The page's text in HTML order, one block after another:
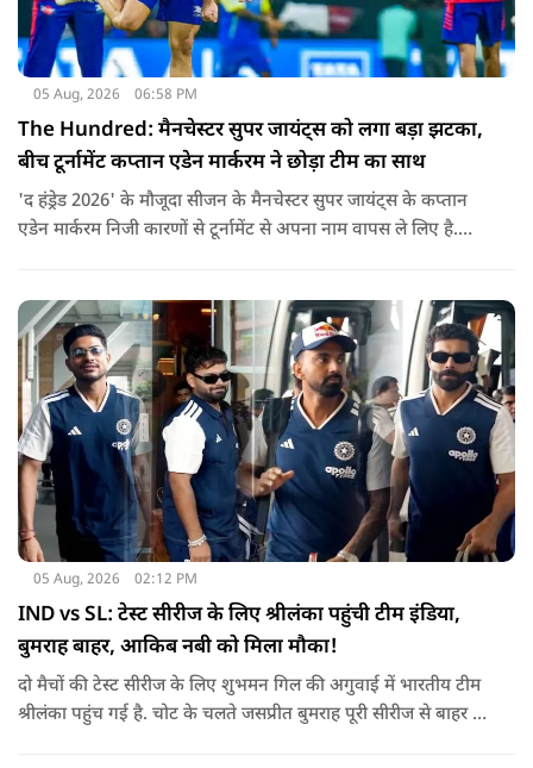
05 Aug, 2026 06:58 PM
The Hundred: मैनचेस्टर सुपर जायंट्स को लगा बड़ा झटका,
बीच टूर्नामेंट कप्तान एडेन मार्करम ने छोड़ा टीम का साथ
'द हंड्रेड 2026' के मौजूदा सीजन के मैनचेस्टर सुपर जायंट्स के कप्तान
एडेन मार्करम निजी कारणों से टूर्नामेंट से अपना नाम वापस ले लिए है.
05 Aug, 2026 02:12 PM
IND vs SL: टेस्ट सीरीज के लिए श्रीलंका पहुंची टीम इंडिया,
बुमराह बाहर, आकिब नबी को मिला मौका!
दो मैचों की टेस्ट सीरीज के लिए शुभमन गिल की अगुवाई में भारतीय टीम
श्रीलंका पहुंच गई है. चोट के चलते जसप्रीत बुमराह पूरी सीरीज से बाहर हो